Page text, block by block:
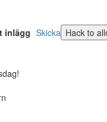
inlägg Skicka